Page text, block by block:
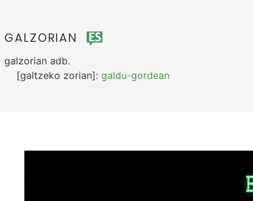
GALZORIAN
galzorian adb.
[galtzeko zorian]: galdu-gordean